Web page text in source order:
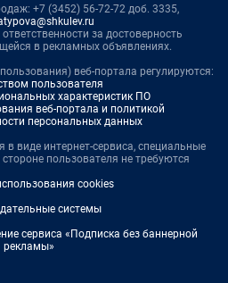
+7 (3452) 56-72-72 доб. 3335,
за достоверность
в рекламных объявлениях.
веб-портала регулируются:
пользователя
характеристик ПО
веб-портала и политикой
персональных данных
в виде интернет-сервиса, специальные
пользователя не требуются
cookies
системы
сервиса «Подписка без баннерной
рекламы»